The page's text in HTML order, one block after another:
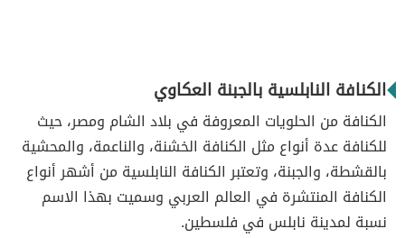
الكنافة النابلسية بالجبنة العكاوي
الكنافة من الحلويات المعروفة في بلاد الشام ومصر، حيث
للكنافة عدة أنواع مثل الكنافة الخشنة، والناعمة، والمحشية
بالقشطة، والجبنة، وتعتبر الكنافة النابلسية من أشهر أنواع
الكنافة المنتشرة في العالم العربي وسميت بهذا الاسم
نسبة لمدينة نابلس في فلسطين.